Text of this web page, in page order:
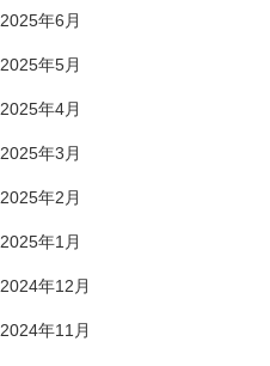
2025年6月
2025年5月
2025年4月
2025年3月
2025年2月
2025年1月
2024年12月
2024年11月